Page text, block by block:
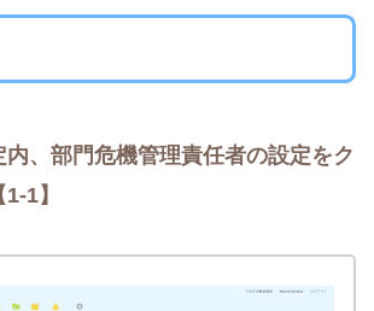
内、部門危機管理責任者の設定をク
1】